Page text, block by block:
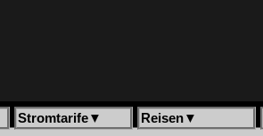
Stromtarife▼ Reisen▼